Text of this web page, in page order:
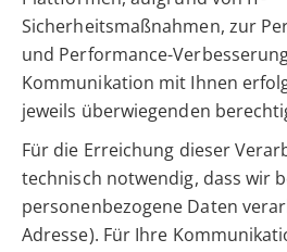
Sicherheitsmaßnahmen, zur
und Performance-
Kommunikation mit Ihnen
jeweils überwiegenden
Für die Erreichung dieser
technisch notwendig, dass wir
personenbezogene Daten
Adresse). Für Ihre